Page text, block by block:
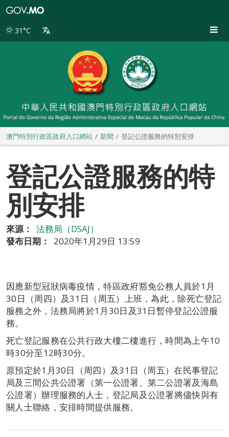
別
31°C
澳門特別行政區政府入口網站 新聞 登記公證服務的特別安排
登記公證服務的特
別安排
來源：
法務局（DSAJ）
發布日期：
2020年1月29日 13:59
因應新型冠狀病毒疫情，特區政府豁免公務人員於1月
30日（周四）及31日（周五）上班，為此，除死亡登記
服務之外，法務局將於1月30日及31日暫停登記公證服
務。
死亡登記服務在公共行政大樓二樓進行，時間為上午10
時30分至12時30分。
原預定於1月30日（周四）及31日（周五）在民事登記
局及三間公共公證署（第一公證署、第二公證署及海島
公證署）辦理服務的人士，登記局及公證署將儘快與有
關人士聯絡，安排時間提供服務。